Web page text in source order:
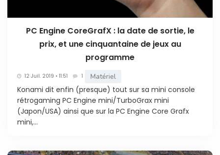
PC Engine CoreGrafX : la date de sortie, le
prix, et une cinquantaine de jeux au
programme
12 Juil. 2019 • 11:51 1 Matériel
Konami dit enfin (presque) tout sur sa mini console
rétrogaming PC Engine mini/TurboGrax mini
(Japon/USA) ainsi que sur la PC Engine Core Grafx
mini,...